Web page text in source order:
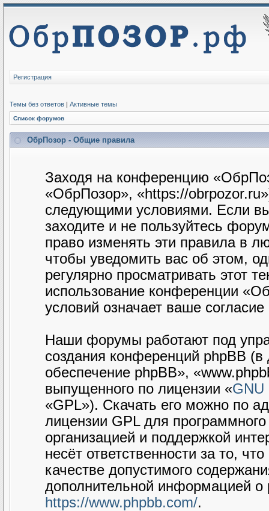
Регистрация
Темы без ответов | Активные темы
Список форумов
ОбрПозор - Общие правила
Заходя на конференцию
«ОбрПозор», «https://
следующими условиями. Если
заходите и не пользуйтесь
право изменять эти правила в
чтобы уведомить вас об этом,
регулярно просматривать этот
использование конференции
условий означает ваше
Наши форумы работают под
создания конференций phpBB
обеспечение phpBB»,
выпущенного по лицензии «GNU
«GPL»). Скачать его можно по
лицензии GPL для
организацией и поддержкой
несёт ответственности за то,
качестве допустимого
дополнительной информацией
https://www.phpbb.com/.